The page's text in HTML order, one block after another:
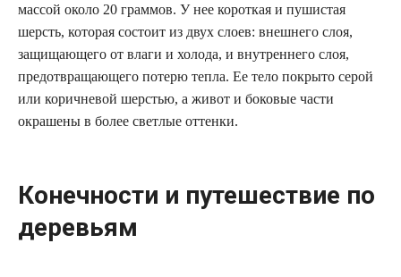
массой около 20 граммов. У нее короткая и пушистая
шерсть, которая состоит из двух слоев: внешнего слоя,
защищающего от влаги и холода, и внутреннего слоя,
предотвращающего потерю тепла. Ее тело покрыто серой
или коричневой шерстью, а живот и боковые части
окрашены в более светлые оттенки.
Конечности и путешествие по
деревьям